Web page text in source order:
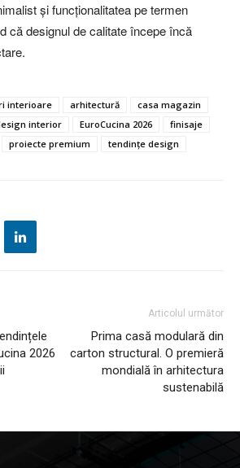
și funcționalitatea pe termen
că designul de calitate începe încă
interioare arhitectură
casa magazin
interior EuroCucina 2026
finisaje
proiecte premium tendințe design
2026
Articolul următor
Prima casă modulară din
carton structural. O premieră
mondială în arhitectura
sustenabilă